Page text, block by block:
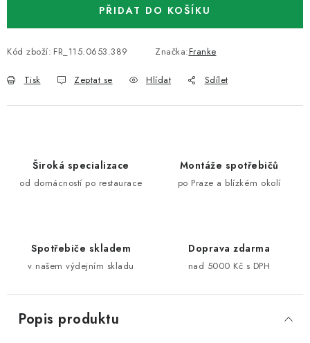
PŘIDAT DO KOŠÍKU
Kód zboží: FR_115.0653.389 Značka:Franke
Tisk Zeptat se Hlídat Sdílet
Široká specializace
od domácností po restaurace
Montáže spotřebičů
po Praze a blízkém okolí
Spotřebiče skladem
v našem výdejním skladu
Doprava zdarma
nad 5000 Kč s DPH
Popis produktu